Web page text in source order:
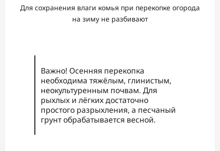
Для сохранения влаги комья при перекопке огорода
на зиму не разбивают
Важно! Осенняя перекопка
необходима тяжёлым, глинистым,
неокультуренным почвам. Для
рыхлых и лёгких достаточно
простого разрыхления, а песчаный
грунт обрабатывается весной.